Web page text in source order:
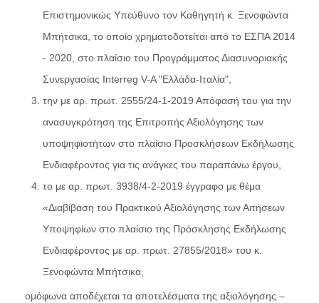
Επιστημονικώς Υπεύθυνο τον Καθηγητή κ. Ξενοφώντα
Μπήτσικα, το οποίο χρηματοδοτείται από το ΕΣΠΑ 2014
- 2020, στο πλαίσιο του Προγράμματος Διασυνοριακής
Συνεργασίας Interreg V-A "Ελλάδα-Ιταλία",
την με αρ. πρωτ. 2555/24-1-2019 Απόφασή του για την
ανασυγκρότηση της Επιτροπής Αξιολόγησης των
υποψηφιοτήτων στο πλαίσιο Προσκλήσεων Εκδήλωσης
Ενδιαφέροντος για τις ανάγκες του παραπάνω έργου,
το με αρ. πρωτ. 3938/4-2-2019 έγγραφο με θέμα
«Διαβίβαση του Πρακτικού Αξιολόγησης των Αιτήσεων
Υποψηφίων στο πλαίσιο της Πρόσκλησης Εκδήλωσης
Ενδιαφέροντος με αρ. πρωτ. 27855/2018» του κ.
Ξενοφώντα Μπήτσικα,
ομόφωνα αποδέχεται τα αποτελέσματα της αξιολόγησης –